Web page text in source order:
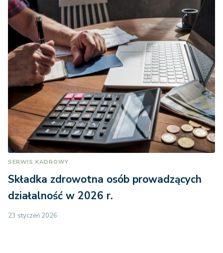
SERWIS KADROWY
Składka zdrowotna osób prowadzących
działalność w 2026 r.
23 styczeń 2026